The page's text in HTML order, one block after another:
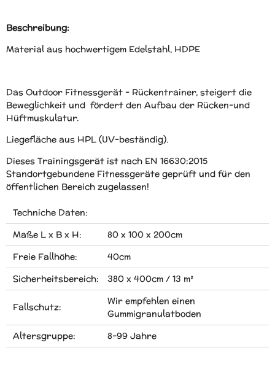
Beschreibung:
Material aus hochwertigem Edelstahl, HDPE
Das Outdoor Fitnessgerät - Rückentrainer, steigert die
Beweglichkeit und fördert den Aufbau der Rücken-und
Hüftmuskulatur.
Liegefläche aus HPL (UV-beständig).
Dieses Trainingsgerät ist nach EN 16630:2015
Standortgebundene Fitnessgeräte geprüft und für den
öffentlichen Bereich zugelassen!
Techniche Daten:
Maße L x B x H:
80 x 100 x 200cm
Freie Fallhöhe:
40cm
Sicherheitsbereich:
380 x 400cm / 13 m²
Fallschutz:
Wir empfehlen einen
Gummigranulatboden
Altersgruppe:
8-99 Jahre